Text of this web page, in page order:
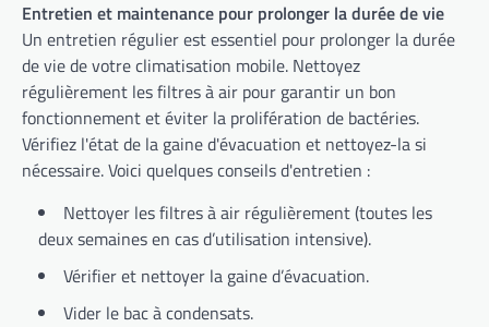
Entretien et maintenance pour prolonger la durée de vie
Un entretien régulier est essentiel pour prolonger la durée
de vie de votre climatisation mobile. Nettoyez
régulièrement les filtres à air pour garantir un bon
fonctionnement et éviter la prolifération de bactéries.
Vérifiez l'état de la gaine d'évacuation et nettoyez-la si
nécessaire. Voici quelques conseils d'entretien :
Nettoyer les filtres à air régulièrement (toutes les
deux semaines en cas d’utilisation intensive).
Vérifier et nettoyer la gaine d’évacuation.
Vider le bac à condensats.